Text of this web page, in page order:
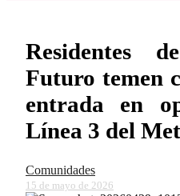
Residentes
Futuro temen
entrada en
Línea 3 del
Comunidades
15 de mayo de 2026